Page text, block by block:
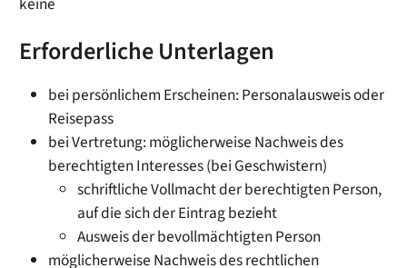
Erforderliche Unterlagen
bei persönlichem Erscheinen: Personalausweis oder
Reisepass
bei Vertretung: möglicherweise Nachweis des
berechtigten Interesses (bei Geschwistern)
schriftliche Vollmacht der berechtigten Person,
auf die sich der Eintrag bezieht
Ausweis der bevollmächtigten Person
möglicherweise Nachweis des rechtlichen